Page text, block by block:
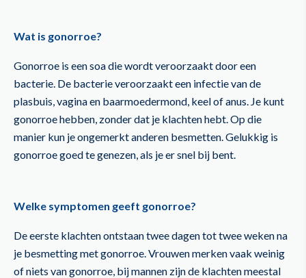
Wat is gonorroe?
Gonorroe is een soa die wordt veroorzaakt door een
bacterie. De bacterie veroorzaakt een infectie van de
plasbuis, vagina en baarmoedermond, keel of anus. Je kunt
gonorroe hebben, zonder dat je klachten hebt. Op die
manier kun je ongemerkt anderen besmetten. Gelukkig is
gonorroe goed te genezen, als je er snel bij bent.
Welke symptomen geeft gonorroe?
De eerste klachten ontstaan twee dagen tot twee weken na
je besmetting met gonorroe. Vrouwen merken vaak weinig
of niets van gonorroe, bij mannen zijn de klachten meestal